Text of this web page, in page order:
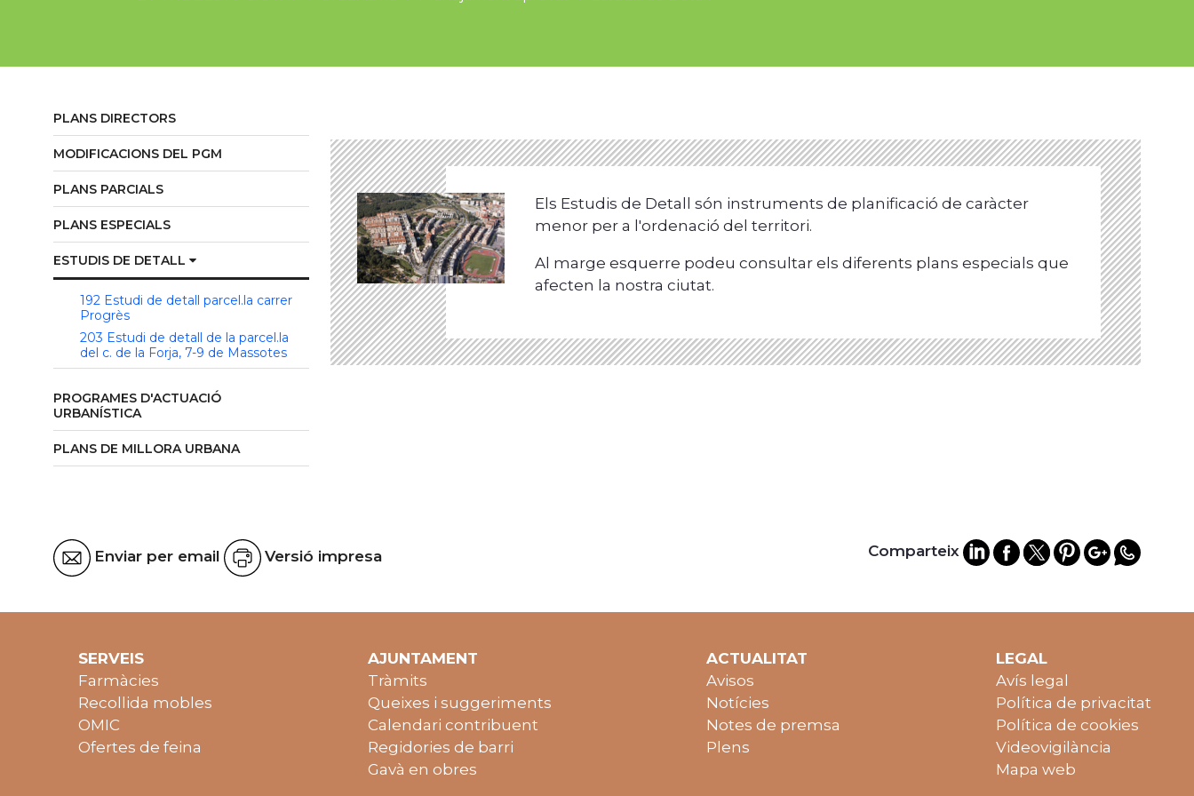
PLANS DIRECTORS
MODIFICACIONS DEL PGM
PLANS PARCIALS
PLANS ESPECIALS
ESTUDIS DE DETALL
192 Estudi de detall parcel.la carrer
Progrès
203 Estudi de detall de la parcel.la
del c. de la Forja, 7-9 de Massotes
PROGRAMES D'ACTUACIÓ
URBANÍSTICA
PLANS DE MILLORA URBANA
Els Estudis de Detall són instruments de planificació de caràcter
menor per a l'ordenació del territori.
Al marge esquerre podeu consultar els diferents plans especials que
afecten la nostra ciutat.
Enviar per email Versió impresa Comparteix
SERVEIS
Farmàcies
Recollida mobles
OMIC
Ofertes de feina
AJUNTAMENT
Tràmits
Queixes i suggeriments
Calendari contribuent
Regidories de barri
Gavà en obres
ACTUALITAT
Avisos
Notícies
Notes de premsa
Plens
LEGAL
Avís legal
Política de privacitat
Política de cookies
Videovigilància
Mapa web